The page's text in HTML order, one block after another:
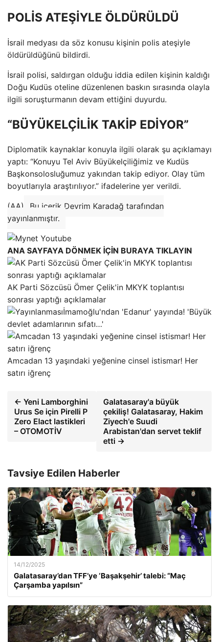
POLİS ATEŞİYLE ÖLDÜRÜLDÜ
İsrail medyası da söz konusu kişinin polis ateşiyle
öldürüldüğünü bildirdi.
İsrail polisi, saldırgan olduğu iddia edilen kişinin kaldığı
Doğu Kudüs oteline düzenlenen baskın sırasında olayla
ilgili soruşturmanın devam ettiğini duyurdu.
“BÜYÜKELÇİLİK TAKİP EDİYOR”
Diplomatik kaynaklar konuyla ilgili olarak şu açıklamayı
yaptı: “Konuyu Tel Aviv Büyükelçiliğimiz ve Kudüs
Başkonsolosluğumuz yakından takip ediyor. Olay tüm
boyutlarıyla araştırılıyor.” ifadelerine yer verildi.
(AA)
Bu içerik Devrim Karadağ tarafından
yayınlanmıştır.
ANA SAYFAYA DÖNMEK İÇİN BURAYA TIKLAYIN
AK Parti Sözcüsü Ömer Çelik'in MKYK toplantısı
sonrası yaptığı açıklamalar
İmamoğlu'ndan 'Edanur' yayında! 'Büyük
devlet adamlarının sıfatı…'
Amcadan 13 yaşındaki yeğenine cinsel istismar! Her
satırı iğrenç
← Yeni Lamborghini
Urus Se için Pirelli P
Zero Elact lastikleri
– OTOMOTİV
Galatasaray'a büyük
çekiliş! Galatasaray, Hakim
Ziyech'e Suudi
Arabistan'dan servet teklif
etti →
Tavsiye Edilen Haberler
14/12/2025
Galatasaray’dan TFF’ye ‘Başakşehir’ talebi: “Maç
Çarşamba yapılsın”